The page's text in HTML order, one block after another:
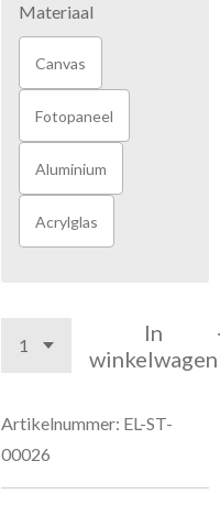
Materiaal
Canvas
Fotopaneel
Aluminium
Acrylglas
In
winkelwagen
Artikelnummer: EL-ST-
00026